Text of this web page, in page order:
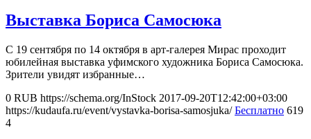
Выставка Бориса Самосюка
С 19 сентября по 14 октября в арт-галерея Мирас проходит
юбилейная выставка уфимского художника Бориса Самосюка.
Зрители увидят избранные…
0 RUB https://schema.org/InStock 2017-09-20T12:42:00+03:00
https://kudaufa.ru/event/vystavka-borisa-samosjuka/ Бесплатно 619
4